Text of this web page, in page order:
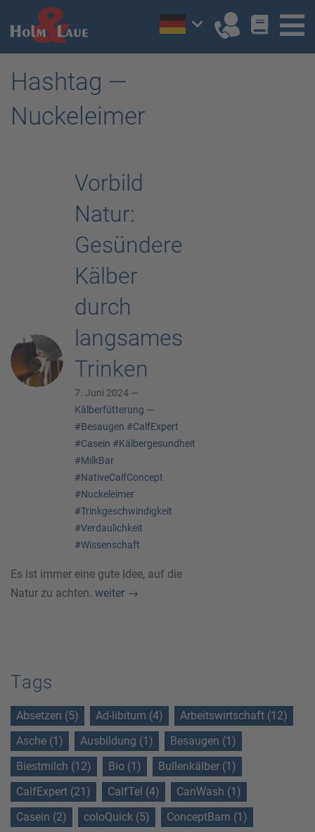
Hashtag —
Nuckeleimer
Vorbild
Natur:
Gesündere
Kälber
durch
langsames
Trinken
7. Juni 2024 —
Kälberfütterung —
#Besaugen #CalfExpert
#Casein #Kälbergesundheit
#MilkBar
#NativeCalfConcept
#Nuckeleimer
#Trinkgeschwindigkeit
#Verdaulichkeit
#Wissenschaft
Es ist immer eine gute Idee, auf die
Natur zu achten. weiter →
Tags
Absetzen (5) Ad-libitum (4)
Arbeitswirtschaft (12)
Asche (1)
Ausbildung (1)
Besaugen (1)
Biestmilch (12)
Bio (1)
Bullenkälber (1)
CalfExpert (21)
CalfTel (4)
CanWash (1)
Casein (2)
coloQuick (5)
ConceptBarn (1)